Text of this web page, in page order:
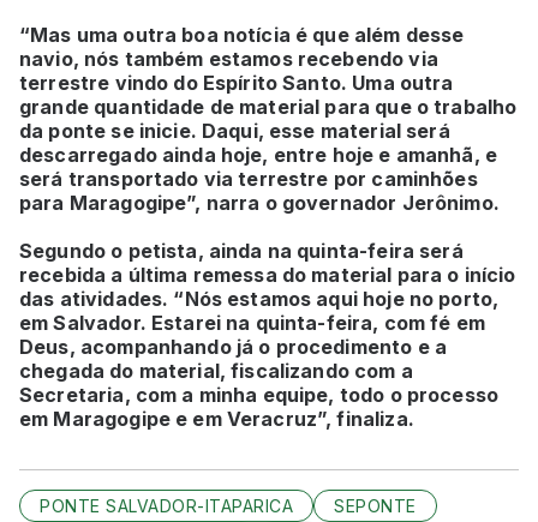
“Mas uma outra boa notícia é que além desse
navio, nós também estamos recebendo via
terrestre vindo do Espírito Santo. Uma outra
grande quantidade de material para que o trabalho
da ponte se inicie. Daqui, esse material será
descarregado ainda hoje, entre hoje e amanhã, e
será transportado via terrestre por caminhões
para Maragogipe”, narra o governador Jerônimo.
Segundo o petista, ainda na quinta-feira será
recebida a última remessa do material para o início
das atividades. “Nós estamos aqui hoje no porto,
em Salvador. Estarei na quinta-feira, com fé em
Deus, acompanhando já o procedimento e a
chegada do material, fiscalizando com a
Secretaria, com a minha equipe, todo o processo
em Maragogipe e em Veracruz”, finaliza.
PONTE SALVADOR-ITAPARICA
SEPONTE